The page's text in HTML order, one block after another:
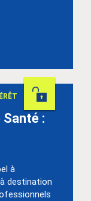
:
Permanent
à
destination